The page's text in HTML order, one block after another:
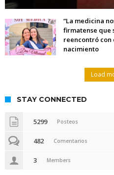
“La medicina
firmatense que
reencontró con
nacimiento
Load
STAY CONNECTED
5299 Posteos
482 Comentarios
3 Members